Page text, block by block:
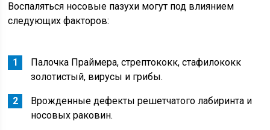
Воспаляться носовые пазухи могут под влиянием
следующих факторов:
Палочка Праймера, стрептококк, стафилококк
золотистый, вирусы и грибы.
Врожденные дефекты решетчатого лабиринта и
носовых раковин.